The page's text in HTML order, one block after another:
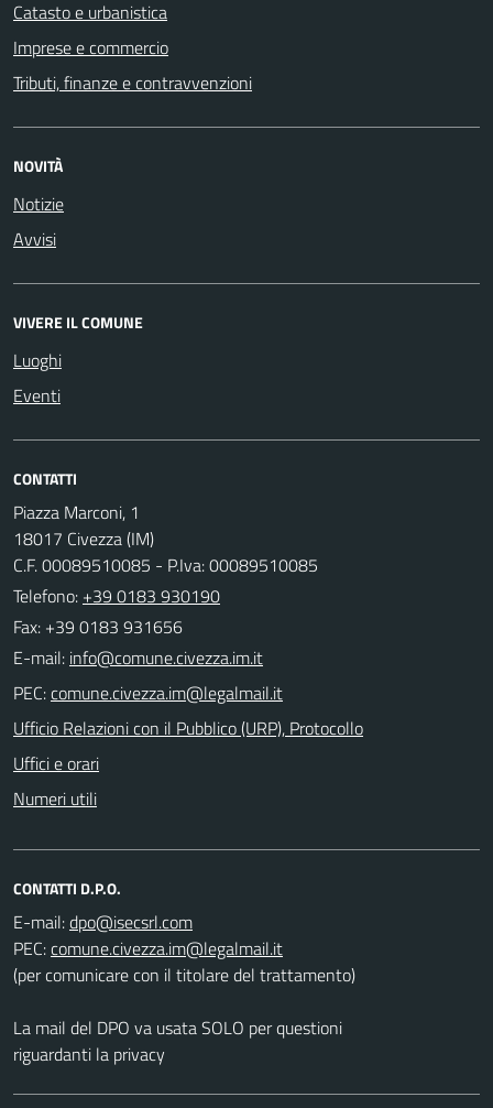
Catasto e urbanistica
Imprese e commercio
Tributi, finanze e contravvenzioni
NOVITÀ
Notizie
Avvisi
VIVERE IL COMUNE
Luoghi
Eventi
CONTATTI
Piazza Marconi, 1
18017 Civezza (IM)
C.F. 00089510085 - P.Iva: 00089510085
Telefono: +39 0183 930190
Fax: +39 0183 931656
E-mail:
PEC:
Ufficio Relazioni con il Pubblico (URP), Protocollo
Uffici e orari
Numeri utili
CONTATTI D.P.O.
E-mail:
PEC:
(per comunicare con il titolare del trattamento)
La mail del DPO va usata SOLO per questioni
riguardanti la privacy